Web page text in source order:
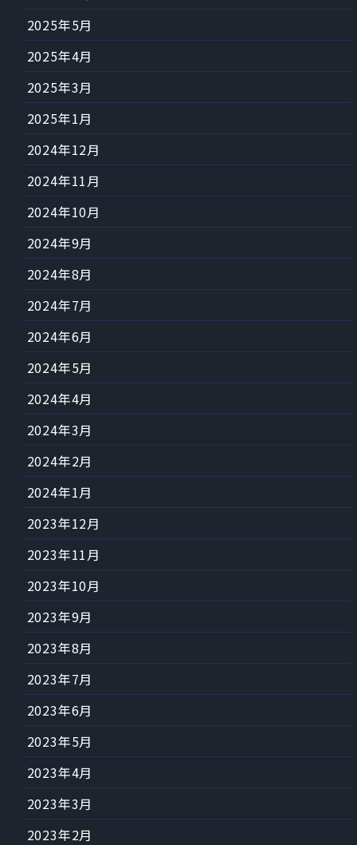
2025年5月
2025年4月
2025年3月
2025年1月
2024年12月
2024年11月
2024年10月
2024年9月
2024年8月
2024年7月
2024年6月
2024年5月
2024年4月
2024年3月
2024年2月
2024年1月
2023年12月
2023年11月
2023年10月
2023年9月
2023年8月
2023年7月
2023年6月
2023年5月
2023年4月
2023年3月
2023年2月